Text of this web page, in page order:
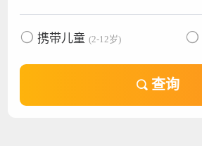
携带儿童 (2-12岁)
查询